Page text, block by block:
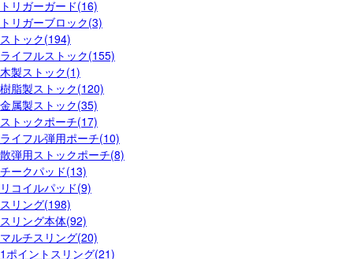
トリガーガード(16)
トリガーブロック(3)
ストック(194)
ライフルストック(155)
木製ストック(1)
樹脂製ストック(120)
金属製ストック(35)
ストックポーチ(17)
ライフル弾用ポーチ(10)
散弾用ストックポーチ(8)
チークパッド(13)
リコイルパッド(9)
スリング(198)
スリング本体(92)
マルチスリング(20)
1ポイントスリング(21)